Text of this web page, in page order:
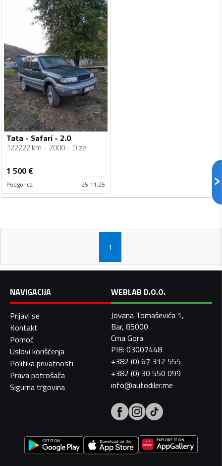
Tata - Safari - 2.0
122222 km 2000 Dizel
1 500€
Podgorica 25.11.25
1
NAVIGACIJA
Prijavi se
Kontakt
Pomoć
Uslovi korišćenja
Politika privatnosti
Prava potrošača
Sigurna trgovina
WEBLAB D.O.O.
Jovana Tomaševića 1,
Bar, 85000
Crna Gora
PIB: 03007448
+382 (0) 67 312 555
+382 (0) 30 550 099
info@autodiler.me